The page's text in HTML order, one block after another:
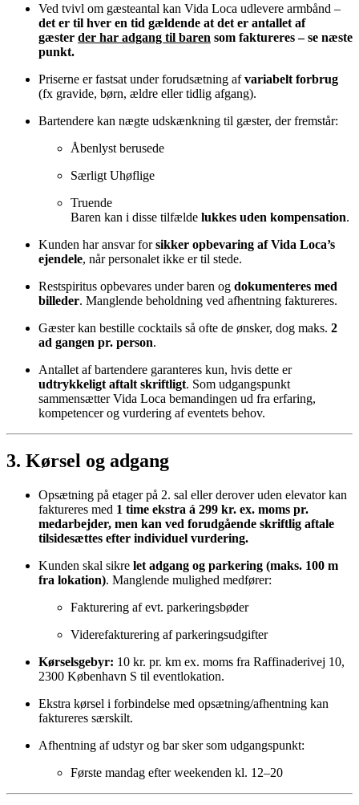
Ved tvivl om gæsteantal kan Vida Loca udlevere armbånd –
det er til hver en tid gældende at det er antallet af
gæster der har adgang til baren som faktureres – se næste
punkt.
Priserne er fastsat under forudsætning afvariabelt forbrug
(fx gravide, børn, ældre eller tidlig afgang).
Bartendere kan nægte udskænkning til gæster, der fremstår:
Åbenlyst berusede
Særligt Uhøflige
Truende
Baren kan i disse tilfælde lukkes uden kompensation.
Kunden har ansvar forsikker opbevaring af Vida Loca’s
ejendele, når personalet ikke er til stede.
Restspiritus opbevares under baren og dokumenteres med
billeder. Manglende beholdning ved afhentning faktureres.
Gæster kan bestille cocktails så ofte de ønsker, dog maks. 2
ad gangen pr. person.
Antallet af bartendere garanteres kun, hvis dette er
udtrykkeligt aftalt skriftligt. Som udgangspunkt
sammensætter Vida Loca bemandingen ud fra erfaring,
kompetencer og vurdering af eventets behov.
3. Kørsel og adgang
Opsætning på etager på 2. sal eller derover uden elevator kan
faktureres med 1 time ekstra á 299 kr. ex. moms pr.
medarbejder, men kan ved forudgående skriftlig aftale
tilsidesættes efter individuel vurdering.
Kunden skal sikre let adgang og parkering (maks. 100 m
fra lokation). Manglende mulighed medfører:
Fakturering af evt. parkeringsbøder
Viderefakturering af parkeringsudgifter
Kørselsgebyr: 10 kr. pr. km ex. moms fra Raffinaderivej 10,
2300 København S til eventlokation.
Ekstra kørsel i forbindelse med opsætning/afhentning kan
faktureres særskilt.
Afhentning af udstyr og bar sker som udgangspunkt:
Første mandag efter weekenden kl. 12–20